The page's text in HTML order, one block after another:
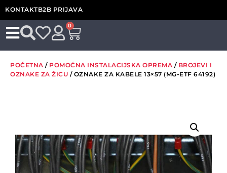
KONTAKTB2B PRIJAVA
0
POČETNA / POMOĆNA INSTALACIJSKA OPREMA / BROJEVI I
OZNAKE ZA ŽICU / OZNAKE ZA KABELE 13×57 (MG-ETF 64192)